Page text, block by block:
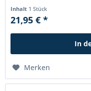
Inhalt 1 Stück
21,95 € *
In
Merken